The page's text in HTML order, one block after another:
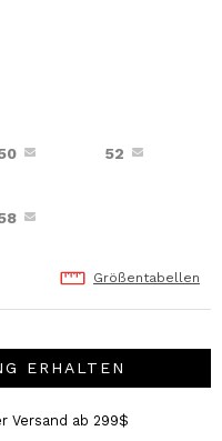
52
Größentabellen
ERHALTEN
Versand ab 299$